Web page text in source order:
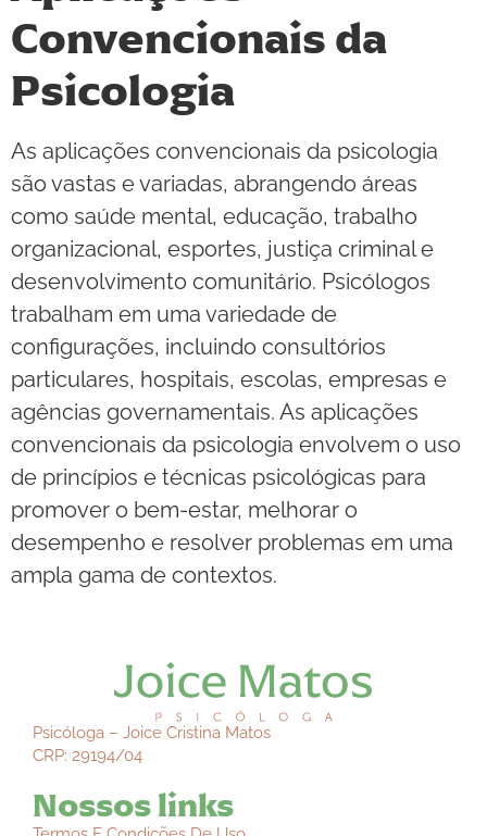
Convencionais da
Psicologia
As aplicações convencionais da psicologia
são vastas e variadas, abrangendo áreas
como saúde mental, educação, trabalho
organizacional, esportes, justiça criminal e
desenvolvimento comunitário. Psicólogos
trabalham em uma variedade de
configurações, incluindo consultórios
particulares, hospitais, escolas, empresas e
agências governamentais. As aplicações
convencionais da psicologia envolvem o uso
de princípios e técnicas psicológicas para
promover o bem-estar, melhorar o
desempenho e resolver problemas em uma
ampla gama de contextos.
Psicóloga – Joice Cristina Matos
CRP: 29194/04
Nossos links